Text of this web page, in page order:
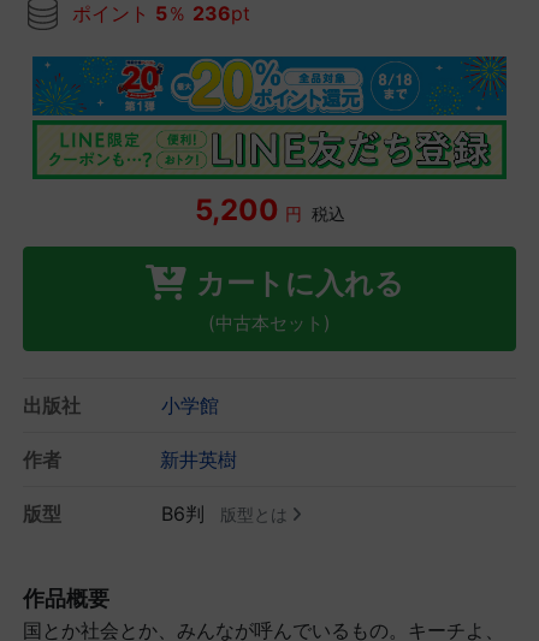
ポイント 5％ 236pt
5,200 円 税込
カートに入れる
(中古本セット)
出版社 小学館
作者 新井英樹
版型 B6判 版型とは
作品概要
国とか社会とか、みんなが呼んでいるもの。キーチよ、